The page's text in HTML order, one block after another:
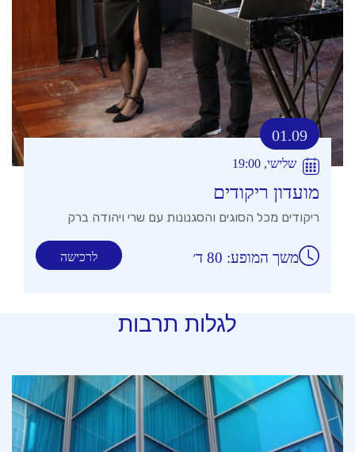
01.09
שלישי, 19:00
מועדון ריקודים
ריקודים מכל הסוגים והסגנונות עם שרי ויהודה ברק
לרכישה משך המופע: 80 ד׳
לגלות תרבות